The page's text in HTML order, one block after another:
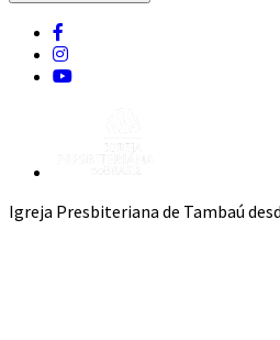
Igreja Presbiteriana de Tambaú